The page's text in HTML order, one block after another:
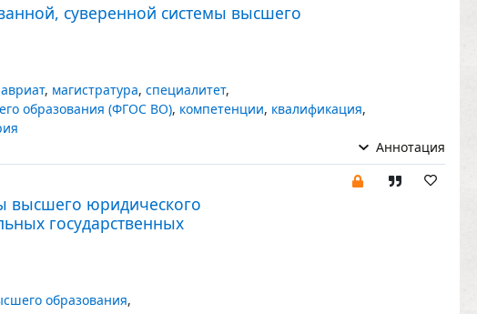
суверенной системы высшего
, магистратура, специалитет,
образования (ФГОС ВО), компетенции, квалификация,
Аннотация
высшего юридического
государственных
образования,